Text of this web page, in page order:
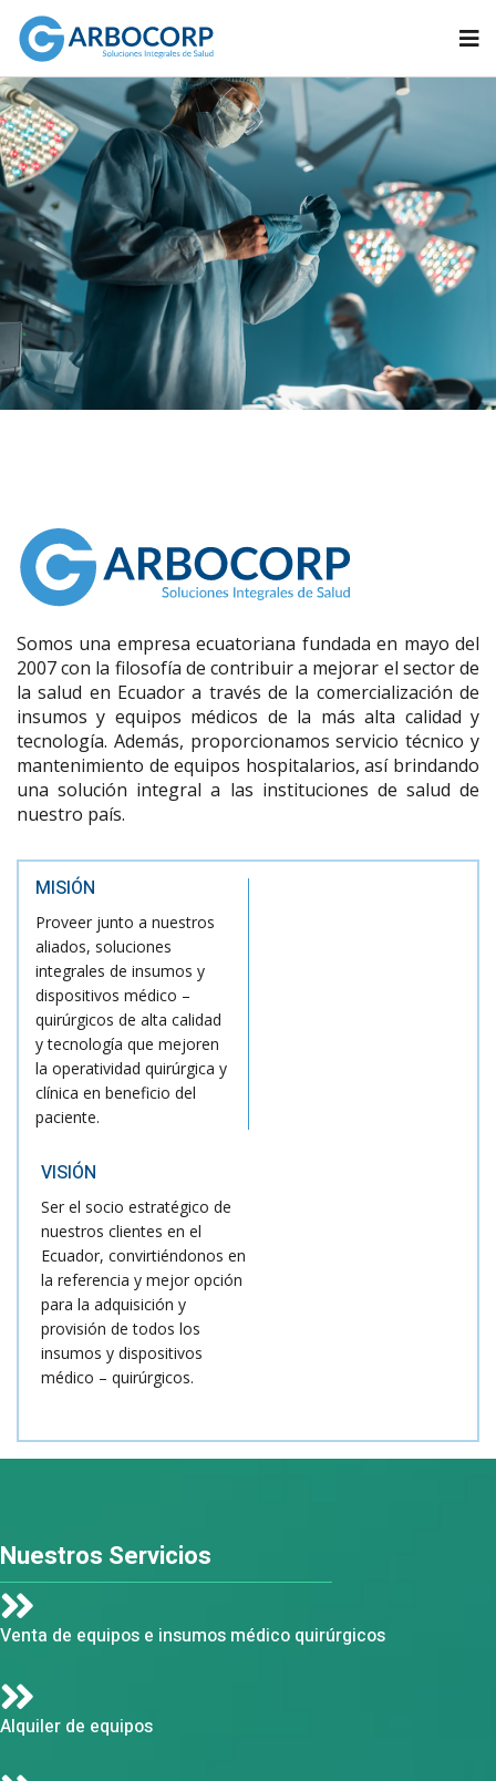
Somos una empresa ecuatoriana fundada en mayo del
2007 con la filosofía de contribuir a mejorar el sector de
la salud en Ecuador a través de la comercialización de
insumos y equipos médicos de la más alta calidad y
tecnología. Además, proporcionamos servicio técnico y
mantenimiento de equipos hospitalarios, así brindando
una solución integral a las instituciones de salud de
nuestro país.
MISIÓN
Proveer junto a nuestros
aliados, soluciones
integrales de insumos y
dispositivos médico –
quirúrgicos de alta calidad
y tecnología que mejoren
la operatividad quirúrgica y
clínica en beneficio del
paciente.
VISIÓN
Ser el socio estratégico de
nuestros clientes en el
Ecuador, convirtiéndonos en
la referencia y mejor opción
para la adquisición y
provisión de todos los
insumos y dispositivos
médico – quirúrgicos.
Nuestros Servicios
Venta de equipos e insumos médico quirúrgicos
Alquiler de equipos